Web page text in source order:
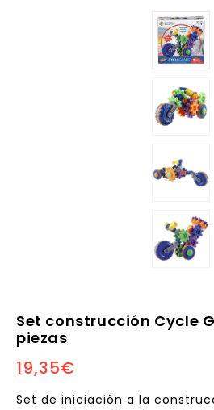
Set construcción Cycle
piezas
19,35€
Set de iniciación a la